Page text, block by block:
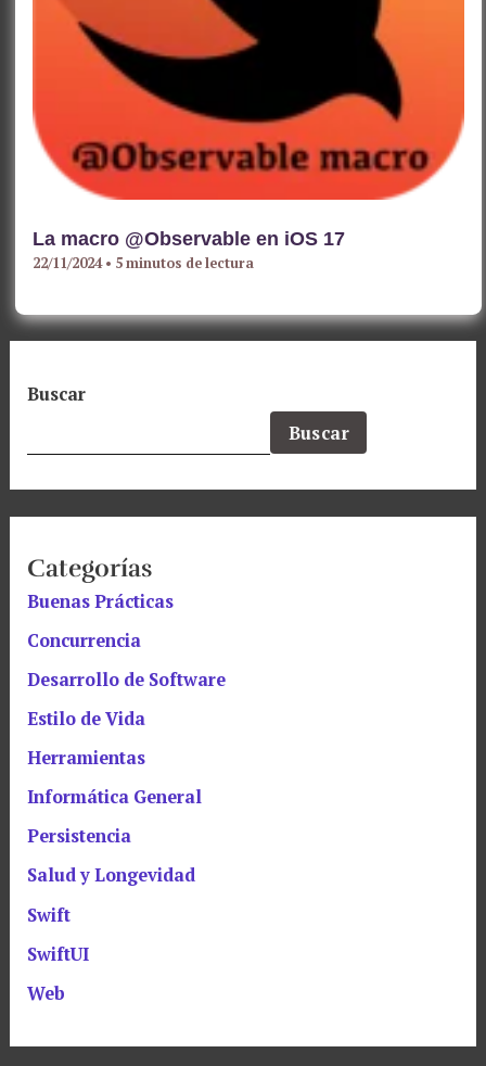
La macro @Observable en iOS 17
22/11/2024• 5 minutos de lectura
Buscar
Buscar
Categorías
Buenas Prácticas
Concurrencia
Desarrollo de Software
Estilo de Vida
Herramientas
Informática General
Persistencia
Salud y Longevidad
Swift
SwiftUI
Web